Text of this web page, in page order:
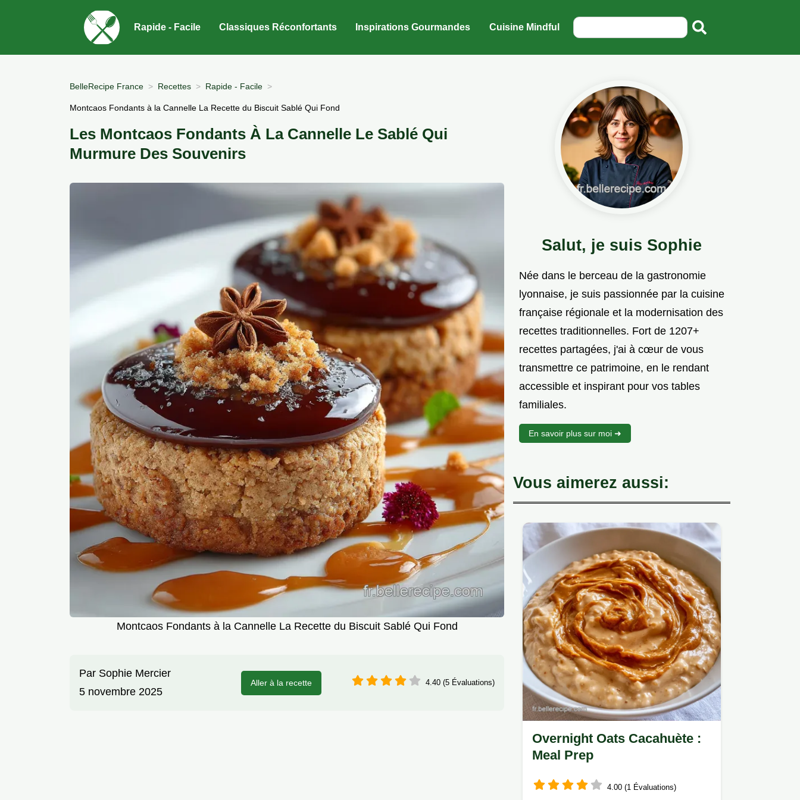
Rapide - Facile Classiques Réconfortants Inspirations Gourmandes Cuisine Mindful
BelleRecipe France Recettes Rapide - Facile
Montcaos Fondants à la Cannelle La Recette du Biscuit Sablé Qui Fond
Les Montcaos Fondants À La Cannelle Le Sablé Qui
Murmure Des Souvenirs
Montcaos Fondants à la Cannelle La Recette du Biscuit Sablé Qui Fond
Par Sophie Mercier
5 novembre 2025
Aller à la recette 4.40 (5 Évaluations)
Salut, je suis Sophie
Née dans le berceau de la gastronomie
lyonnaise, je suis passionnée par la cuisine
française régionale et la modernisation des
recettes traditionnelles. Fort de 1207+
recettes partagées, j'ai à cœur de vous
transmettre ce patrimoine, en le rendant
accessible et inspirant pour vos tables
familiales.
En savoir plus sur moi ➜
Vous aimerez aussi:
Overnight Oats Cacahuète :
Meal Prep
4.00 (1 Évaluations)